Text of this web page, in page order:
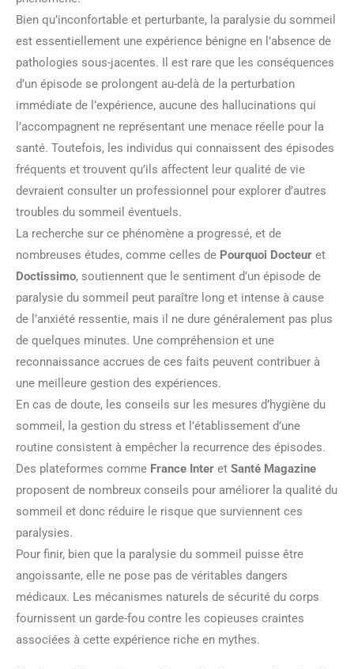
Bien qu’inconfortable et perturbante, la paralysie du sommeil
est essentiellement une expérience bénigne en l’absence de
pathologies sous-jacentes. Il est rare que les conséquences
d’un épisode se prolongent au-delà de la perturbation
immédiate de l’expérience, aucune des hallucinations qui
l’accompagnent ne représentant une menace réelle pour la
santé. Toutefois, les individus qui connaissent des épisodes
fréquents et trouvent qu’ils affectent leur qualité de vie
devraient consulter un professionnel pour explorer d’autres
troubles du sommeil éventuels.
La recherche sur ce phénomène a progressé, et de
nombreuses études, comme celles de Pourquoi Docteur et
Doctissimo, soutiennent que le sentiment d’un épisode de
paralysie du sommeil peut paraître long et intense à cause
de l’anxiété ressentie, mais il ne dure généralement pas plus
de quelques minutes. Une compréhension et une
reconnaissance accrues de ces faits peuvent contribuer à
une meilleure gestion des expériences.
En cas de doute, les conseils sur les mesures d’hygiène du
sommeil, la gestion du stress et l’établissement d’une
routine consistent à empêcher la recurrence des épisodes.
Des plateformes comme France Inter et Santé Magazine
proposent de nombreux conseils pour améliorer la qualité du
sommeil et donc réduire le risque que surviennent ces
paralysies.
Pour finir, bien que la paralysie du sommeil puisse être
angoissante, elle ne pose pas de véritables dangers
médicaux. Les mécanismes naturels de sécurité du corps
fournissent un garde-fou contre les copieuses craintes
associées à cette expérience riche en mythes.